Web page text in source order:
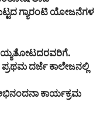
ಗ್ಯಾರಂಟಿ ಯೋಜನೆಗಳ
ದರ್ಜೆ ಕಾಲೇಜನಲ್ಲಿ
ಅಭಿನಂದನಾ ಕಾರ್ಯಕ್ರಮ